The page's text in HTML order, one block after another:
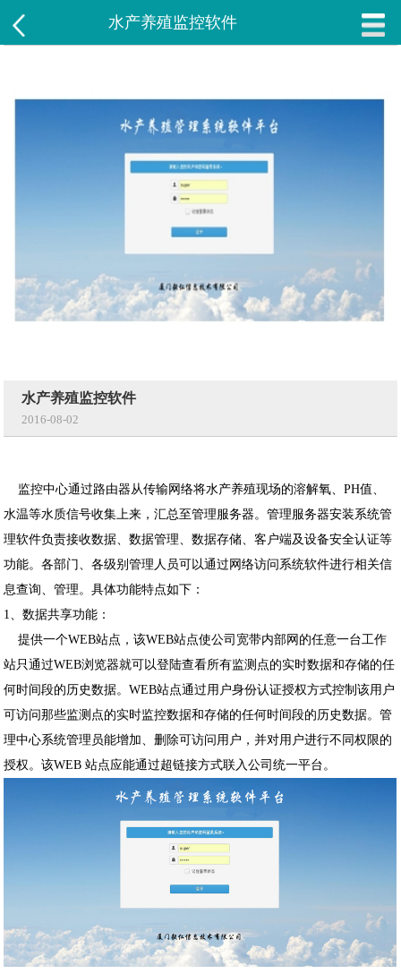
水产养殖监控软件
水产养殖监控软件
2016-08-02
监控中心通过路由器从传输网络将水产养殖现场的溶解氧、PH值、
水温等水质信号收集上来，汇总至管理服务器。管理服务器安装系统管
理软件负责接收数据、数据管理、数据存储、客户端及设备安全认证等
功能。各部门、各级别管理人员可以通过网络访问系统软件进行相关信
息查询、管理。具体功能特点如下：
1、数据共享功能：
提供一个WEB站点，该WEB站点使公司宽带内部网的任意一台工作
站只通过WEB浏览器就可以登陆查看所有监测点的实时数据和存储的任
何时间段的历史数据。WEB站点通过用户身份认证授权方式控制该用户
可访问那些监测点的实时监控数据和存储的任何时间段的历史数据。管
理中心系统管理员能增加、删除可访问用户，并对用户进行不同权限的
授权。该WEB 站点应能通过超链接方式联入公司统一平台。